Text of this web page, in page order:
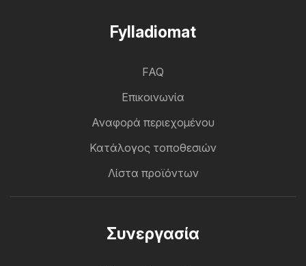
Fylladiomat
FAQ
Επικοινωνία
Αναφορά περιεχομένου
Κατάλογος τοποθεσιών
Λίστα προϊόντων
Συνεργασία